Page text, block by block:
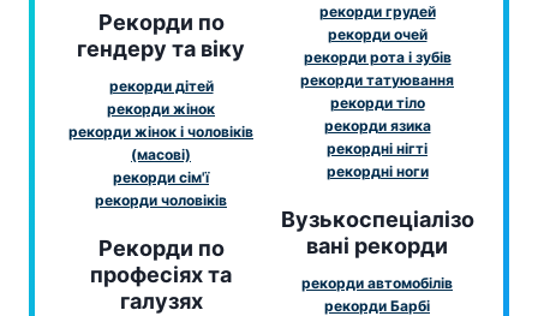
Рекорди по
гендеру та віку
рекорди дітей
рекорди жінок
рекорди жінок і чоловіків
(масові)
рекорди сім'ї
рекорди чоловіків
Рекорди по
професіях та
галузях
рекорди грудей
рекорди очей
рекорди рота і зубів
рекорди татуювання
рекорди тіло
рекорди язика
рекордні нігті
рекордні ноги
Вузькоспеціалізо
вані рекорди
рекорди автомобілів
рекорди Барбі